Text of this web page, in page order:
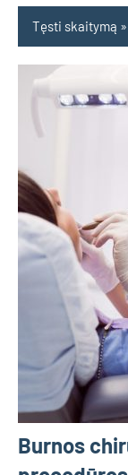
Tęsti skaitymą
Burnos